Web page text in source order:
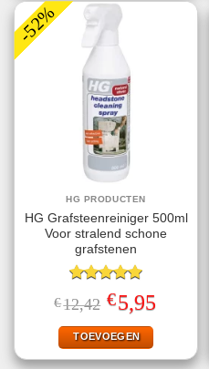
-52%
HG PRODUCTEN
HG Grafsteenreiniger 500ml
Voor stralend schone
grafstenen
Gewaardeerd
5.00uit 5
€12,42 Oorspronkelijke
prijs
was:
€12,42.
€5,95prijs
TOEVOEGEN